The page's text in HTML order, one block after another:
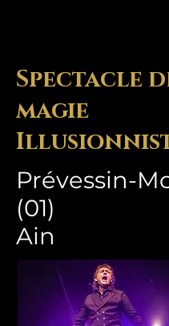
Spectacle
magie
Prévessin-
(01)
Ain